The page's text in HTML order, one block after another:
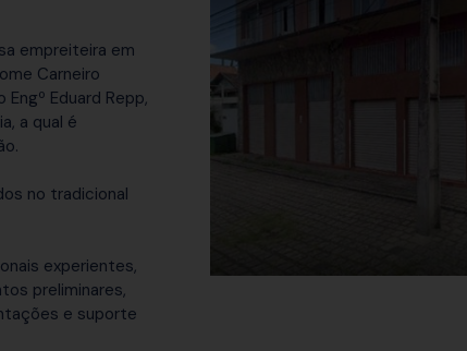
empreiteira em
Carneiro
Eduard Repp,
a qual é
no tradicional
experientes,
preliminares,
e suporte